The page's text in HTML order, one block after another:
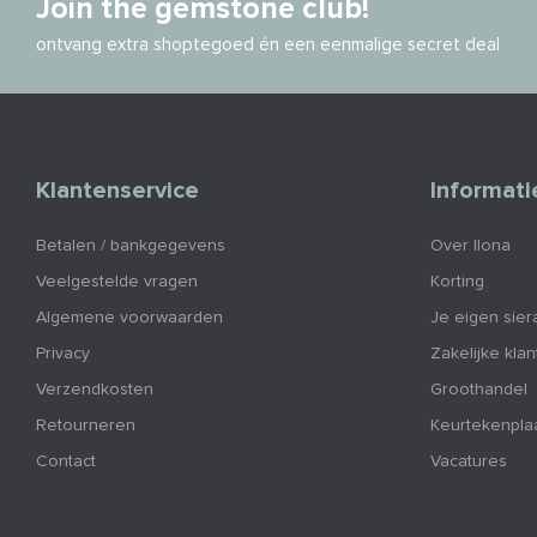
Join the gemstone club!
ontvang extra shoptegoed én een eenmalige secret deal
Klantenservice
Betalen / bankgegevens
Veelgestelde vragen
Algemene voorwaarden
Privacy
Verzendkosten
Retourneren
Contact
Over Ilona
Korting
Je eigen
Zakelijke
Groothandel
Vacatures